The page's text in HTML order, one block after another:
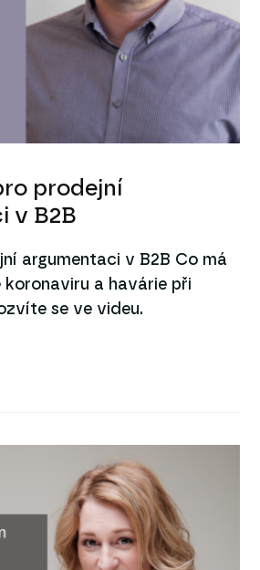
prodejní
v B2B
argumentaci v B2B Co má
koronaviru a havárie při
se ve videu.